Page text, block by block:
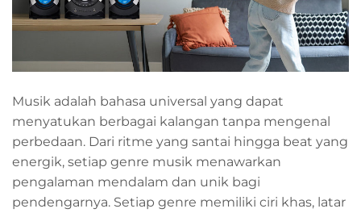
Musik adalah bahasa universal yang dapat
menyatukan berbagai kalangan tanpa mengenal
perbedaan. Dari ritme yang santai hingga beat yang
energik, setiap genre musik menawarkan
pengalaman mendalam dan unik bagi
pendengarnya. Setiap genre memiliki ciri khas, latar